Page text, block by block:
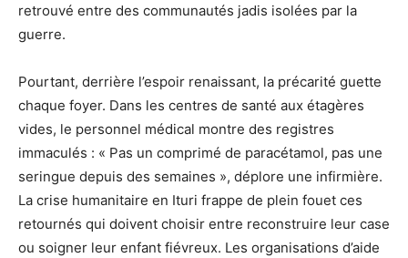
retrouvé entre des communautés jadis isolées par la
guerre.
Pourtant, derrière l’espoir renaissant, la précarité guette
chaque foyer. Dans les centres de santé aux étagères
vides, le personnel médical montre des registres
immaculés : « Pas un comprimé de paracétamol, pas une
seringue depuis des semaines », déplore une infirmière.
La crise humanitaire en Ituri frappe de plein fouet ces
retournés qui doivent choisir entre reconstruire leur case
ou soigner leur enfant fiévreux. Les organisations d’aide